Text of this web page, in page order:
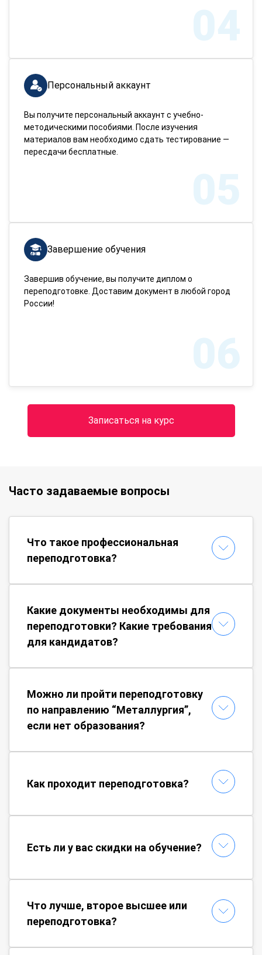
04
Персональный аккаунт
Вы получите персональный аккаунт с учебно-
методическими пособиями. После изучения
материалов вам необходимо сдать тестирование —
пересдачи бесплатные.
05
Завершение обучения
Завершив обучение, вы получите диплом о
переподготовке. Доставим документ в любой город
России!
06
Записаться на курс
Часто задаваемые вопросы
Что такое профессиональная
переподготовка?
Какие документы необходимы для
переподготовки? Какие требования
для кандидатов?
Можно ли пройти переподготовку
по направлению “Металлургия”,
если нет образования?
Как проходит переподготовка?
Есть ли у вас скидки на обучение?
Что лучше, второе высшее или
переподготовка?